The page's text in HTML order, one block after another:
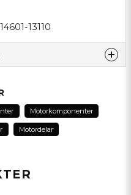
13110
Motorkomponenter
Motordelar